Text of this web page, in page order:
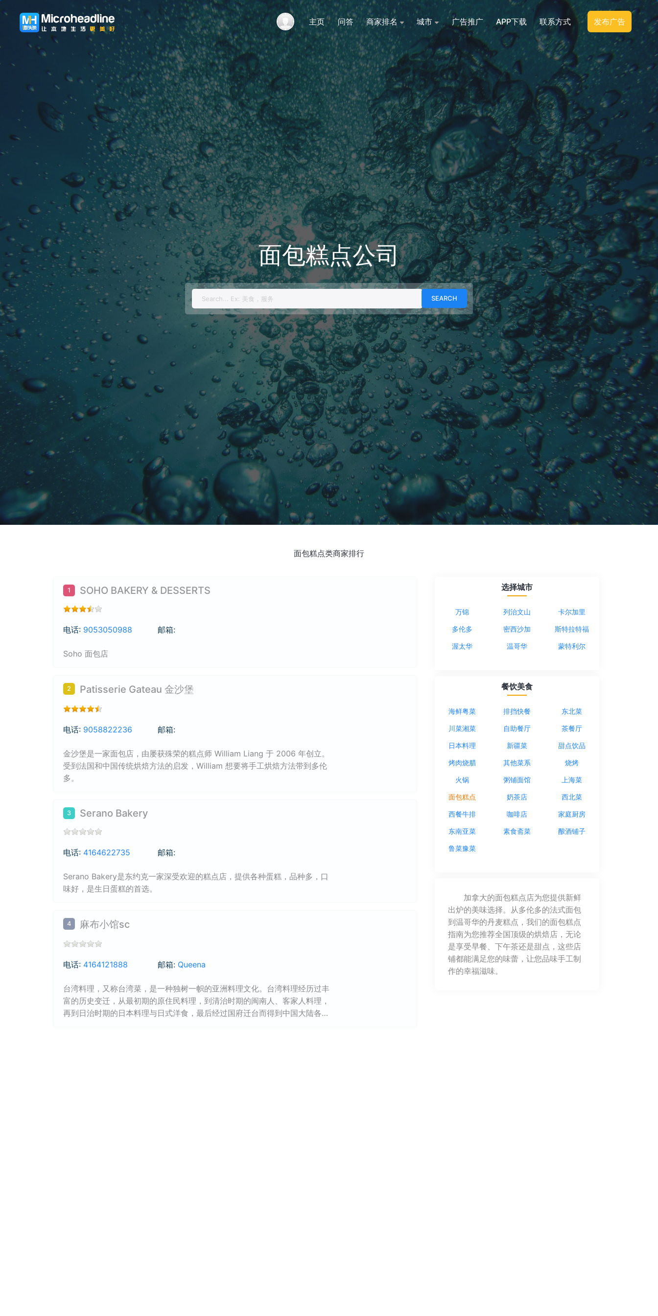
主页 问答 商家排名 城市 广告推广 APP下载 联系方式 发布广告
面包糕点公司
Search
for:
面包糕点类商家排行
1 SOHO BAKERY & DESSERTS
电话: 9053050988 邮箱:
Soho 面包店
2 Patisserie Gateau 金沙堡
电话: 9058822236 邮箱:
金沙堡是一家面包店，由屡获殊荣的糕点师 William Liang 于 2006 年创立。
受到法国和中国传统烘焙方法的启发，William 想要将手工烘焙方法带到多伦
多。
3 Serano Bakery
电话: 4164622735 邮箱:
Serano Bakery是东约克一家深受欢迎的糕点店，提供各种蛋糕，品种多，口
味好，是生日蛋糕的首选。
4 麻布小馆sc
电话: 4164121888 邮箱: Queena
台湾料理，又称台湾菜，是一种独树一帜的亚洲料理文化。台湾料理经历过丰
富的历史变迁，从最初期的原住民料理，到清治时期的闽南人、客家人料理，
再到日治时期的日本料理与日式洋食，最后经过国府迁台而得到中国大陆各省
选择城市
万锦 列治文山 卡尔加里
多伦多 密西沙加 斯特拉特福
渥太华 温哥华 蒙特利尔
餐饮美食
海鲜粤菜 排挡快餐 东北菜
川菜湘菜 自助餐厅 茶餐厅
日本料理 新疆菜 甜点饮品
烤肉烧腊 其他菜系 烧烤
火锅 粥铺面馆 上海菜
面包糕点 奶茶店 西北菜
西餐牛排 咖啡店 家庭厨房
东南亚菜 素食斋菜 酿酒铺子
鲁菜豫菜
加拿大的面包糕点店为您提供新鲜
出炉的美味选择。从多伦多的法式面包
到温哥华的丹麦糕点，我们的面包糕点
指南为您推荐全国顶级的烘焙店，无论
是享受早餐、下午茶还是甜点，这些店
铺都能满足您的味蕾，让您品味手工制
作的幸福滋味。